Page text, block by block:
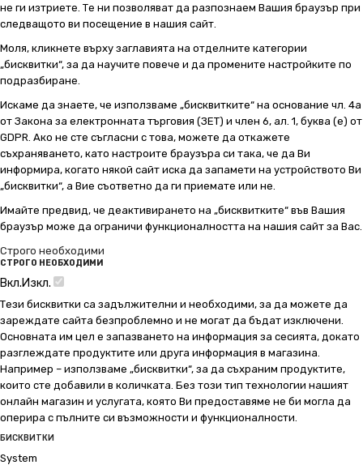
не ги изтриете. Те ни позволяват да разпознаем Вашия браузър при
следващото ви посещение в нашия сайт.
Моля, кликнете върху заглавията на отделните категории
„бисквитки“, за да научите повече и да промените настройките по
подразбиране.
Искаме да знаете, че използваме „бисквитките“ на основание чл. 4а
от Закона за електронната търговия (ЗЕТ) и член 6, ал. 1, буква (е) от
GDPR. Ако не сте съгласни с това, можете да откажете
съхраняването, като настроите браузъра си така, че да Ви
информира, когато някой сайт иска да запамети на устройството Ви
„бисквитки“, а Вие съответно да ги приемате или не.
Имайте предвид, че деактивирането на „бисквитките“ във Вашия
браузър може да ограничи функционалността на нашия сайт за Вас.
Строго необходими
СТРОГО НЕОБХОДИМИ
Вкл.Изкл.
Тези бисквитки са задължителни и необходими, за да можете да
зареждате сайта безпроблемно и не могат да бъдат изключени.
Основната им цел е запазването на информация за сесията, докато
разглеждате продуктите или друга информация в магазина.
Например – използваме „бисквитки“, за да съхраним продуктите,
които сте добавили в количката. Без този тип технологии нашият
онлайн магазин и услугата, която Ви предоставяме не би могла да
оперира с пълните си възможности и функционалности.
БИСКВИТКИ
System